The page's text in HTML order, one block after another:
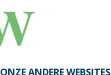
ONZE ANDERE WEBSITES